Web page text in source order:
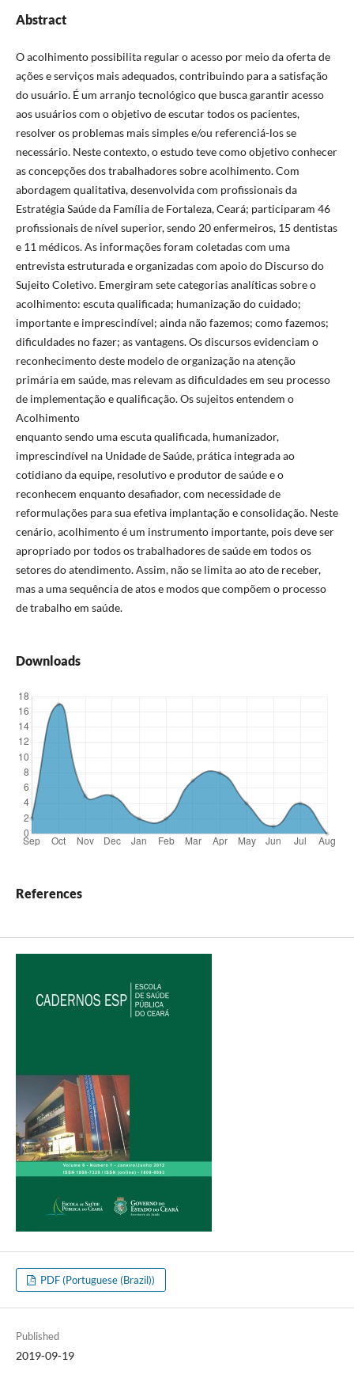
Abstract
O acolhimento possibilita regular o acesso por meio da oferta de
ações e serviços mais adequados, contribuindo para a satisfação
do usuário. É um arranjo tecnológico que busca garantir acesso
aos usuários com o objetivo de escutar todos os pacientes,
resolver os problemas mais simples e/ou referenciá-los se
necessário. Neste contexto, o estudo teve como objetivo conhecer
as concepções dos trabalhadores sobre acolhimento. Com
abordagem qualitativa, desenvolvida com profissionais da
Estratégia Saúde da Família de Fortaleza, Ceará; participaram 46
profissionais de nível superior, sendo 20 enfermeiros, 15 dentistas
e 11 médicos. As informações foram coletadas com uma
entrevista estruturada e organizadas com apoio do Discurso do
Sujeito Coletivo. Emergiram sete categorias analíticas sobre o
acolhimento: escuta qualificada; humanização do cuidado;
importante e imprescindível; ainda não fazemos; como fazemos;
dificuldades no fazer; as vantagens. Os discursos evidenciam o
reconhecimento deste modelo de organização na atenção
primária em saúde, mas relevam as dificuldades em seu processo
de implementação e qualificação. Os sujeitos entendem o
Acolhimento
enquanto sendo uma escuta qualificada, humanizador,
imprescindível na Unidade de Saúde, prática integrada ao
cotidiano da equipe, resolutivo e produtor de saúde e o
reconhecem enquanto desafiador, com necessidade de
reformulações para sua efetiva implantação e consolidação. Neste
cenário, acolhimento é um instrumento importante, pois deve ser
apropriado por todos os trabalhadores de saúde em todos os
setores do atendimento. Assim, não se limita ao ato de receber,
mas a uma sequência de atos e modos que compõem o processo
de trabalho em saúde.
Downloads
References
PDF (Portuguese (Brazil))
Published
2019-09-19